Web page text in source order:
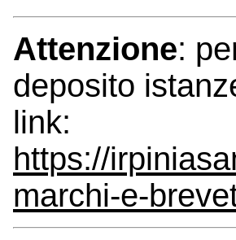
Attenzione:
deposito
link:
https://
marchi-e-